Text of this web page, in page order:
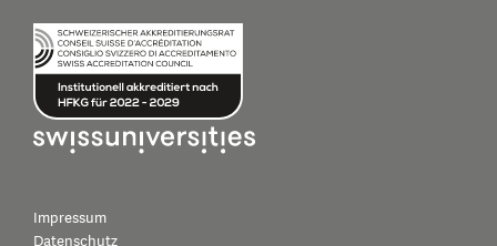
Impressum
Datenschutz